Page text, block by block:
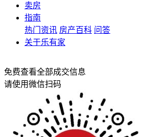
卖房
指南
热门资讯 房产百科 问答
关于乐有家
免费查看全部成交信息
请使用微信扫码